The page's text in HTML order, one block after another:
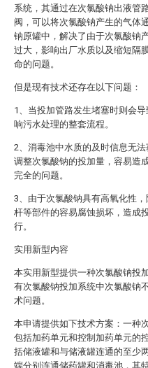
系统，其通过在次氯酸钠出液管
阀，可以将次氯酸钠产生的气体
钠原罐中，解决了由于次氯酸钠
过大，影响出厂水质以及缩短隔
命的问题。
但是现有技术还存在以下问题：
1、当投加管路发生堵塞时则会
响污水处理的整套流程。
2、消毒池中水质的及时信息无
调整次氯酸钠的投加量，容易造
完全的问题。
3、由于次氯酸钠具有高氧化性
杆等部件的容易腐蚀损坏，造成
行。
实用新型内容
本实用新型提供一种次氯酸钠投
有次氯酸钠投加系统中次氯酸钠
术问题。
本申请提供如下技术方案：一种
包括加药单元和控制加药单元的
括储液罐和与储液罐连通的至少
端分别连通储药罐和消毒池，其